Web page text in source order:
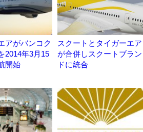
アがバンコク
2014年3月15
開始
スクートとタイガーエア
が合併しスクートブラン
ドに統合